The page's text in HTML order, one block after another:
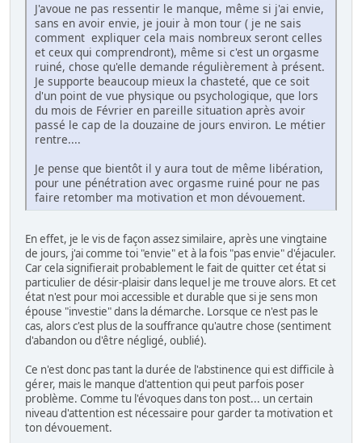
J'avoue ne pas ressentir le manque, même si j'ai envie,
sans en avoir envie, je jouir à mon tour ( je ne sais
comment expliquer cela mais nombreux seront celles
et ceux qui comprendront), même si c'est un orgasme
ruiné, chose qu'elle demande régulièrement à présent.
Je supporte beaucoup mieux la chasteté, que ce soit
d'un point de vue physique ou psychologique, que lors
du mois de Février en pareille situation après avoir
passé le cap de la douzaine de jours environ. Le métier
rentre....
Je pense que bientôt il y aura tout de même libération,
pour une pénétration avec orgasme ruiné pour ne pas
faire retomber ma motivation et mon dévouement.
En effet, je le vis de façon assez similaire, après une vingtaine
de jours, j'ai comme toi "envie" et à la fois "pas envie" d'éjaculer.
Car cela signifierait probablement le fait de quitter cet état si
particulier de désir-plaisir dans lequel je me trouve alors. Et cet
état n'est pour moi accessible et durable que si je sens mon
épouse "investie" dans la démarche. Lorsque ce n'est pas le
cas, alors c'est plus de la souffrance qu'autre chose (sentiment
d'abandon ou d'être négligé, oublié).
Ce n'est donc pas tant la durée de l'abstinence qui est difficile à
gérer, mais le manque d'attention qui peut parfois poser
problème. Comme tu l'évoques dans ton post... un certain
niveau d'attention est nécessaire pour garder ta motivation et
ton dévouement.